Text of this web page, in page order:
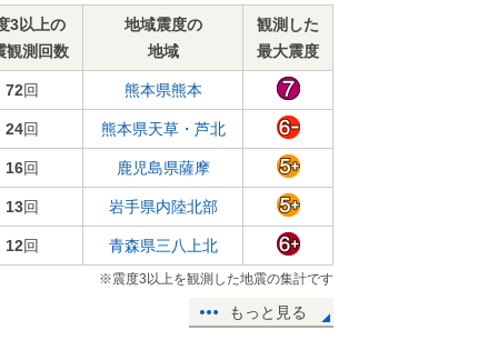
3以上の
観測回数
地域震度の
地域
観測した
最大震度
72回 熊本県熊本
24回 熊本県天草・芦北
16回 鹿児島県薩摩
13回 岩手県内陸北部
12回 青森県三八上北
※震度3以上を観測した地震の集計です
もっと見る